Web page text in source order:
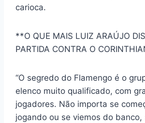
carioca.
**O QUE MAIS LUIZ ARAÚJO
PARTIDA CONTRA O
“O segredo do Flamengo é o
elenco muito qualificado, com
jogadores. Não importa se
jogando ou se viemos do banco,